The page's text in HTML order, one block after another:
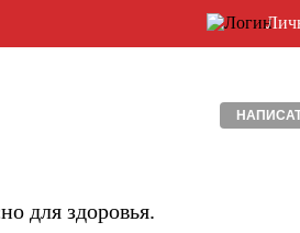
для здоровья.